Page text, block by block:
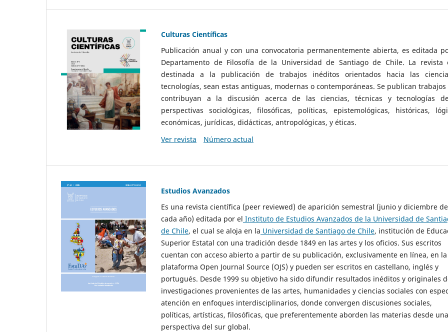
Culturas Científicas
Publicación anual y con una convocatoria permanentemente abierta, es editada
Departamento de Filosofía de la Universidad de Santiago de Chile. La revista
destinada a la publicación de trabajos inéditos orientados hacia las
tecnologías, sean estas antiguas, modernas o contemporáneas. Se publican
contribuyan a la discusión acerca de las ciencias, técnicas y tecnologías
perspectivas sociológicas, filosóficas, políticas, epistemológicas, históricas,
económicas, jurídicas, didácticas, antropológicas, y éticas.
Ver revista
Número actual
Estudios Avanzados
Es una revista científica (peer reviewed) de aparición semestral (junio y diciembre de
cada año) editada por el Instituto de Estudios Avanzados de la Universidad de
de Chile, el cual se aloja en la Universidad de Santiago de Chile, institución de
Superior Estatal con una tradición desde 1849 en las artes y los oficios. Sus escritos
cuentan con acceso abierto a partir de su publicación, exclusivamente en línea, en la
plataforma Open Journal Source (OJS) y pueden ser escritos en castellano, inglés y
portugués. Desde 1999 su objetivo ha sido difundir resultados inéditos y originales
investigaciones provenientes de las artes, humanidades y ciencias sociales con
atención en enfoques interdisciplinarios, donde convergen discusiones sociales,
políticas, artísticas, filosóficas, que preferentemente aborden las materias desde una
perspectiva del sur global.